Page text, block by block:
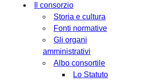
Il consorzio
Storia e cultura
Fonti normative
Gli organi
amministrativi
Albo consortile
Lo Statuto